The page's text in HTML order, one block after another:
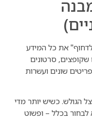
את כל המידע
סרטונים
אוטומטית עם סאונד, 5 תפריטים שונים ועשרות
הגולש. כשיש יותר מדי
בכלל – ופשוט